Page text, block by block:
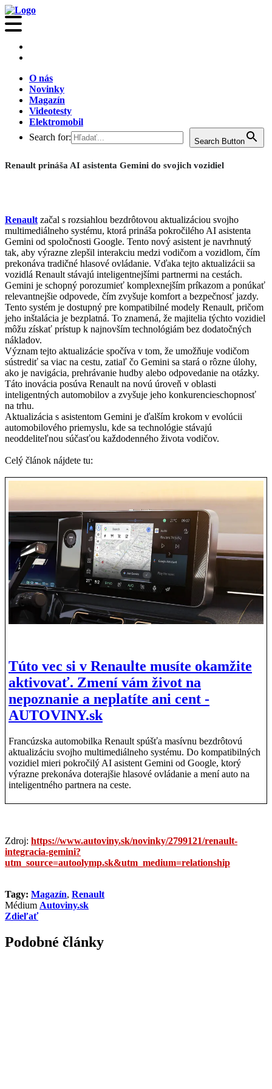
O nás
Novinky
Magazín
Videotesty
Elektromobil
Search for:
Search Button
Renault prináša AI asistenta Gemini do svojich vozidiel
Renault začal s rozsiahlou bezdrôtovou aktualizáciou svojho
multimediálneho systému, ktorá prináša pokročilého AI asistenta
Gemini od spoločnosti Google. Tento nový asistent je navrhnutý
tak, aby výrazne zlepšil interakciu medzi vodičom a vozidlom, čím
prekonáva tradičné hlasové ovládanie. Vďaka tejto aktualizácii sa
vozidlá Renault stávajú inteligentnejšími partnermi na cestách.
Gemini je schopný porozumieť komplexnejším príkazom a ponúkať
relevantnejšie odpovede, čím zvyšuje komfort a bezpečnosť jazdy.
Tento systém je dostupný pre kompatibilné modely Renault, pričom
jeho inštalácia je bezplatná. To znamená, že majitelia týchto vozidiel
môžu získať prístup k najnovším technológiám bez dodatočných
nákladov.
Význam tejto aktualizácie spočíva v tom, že umožňuje vodičom
sústrediť sa viac na cestu, zatiaľ čo Gemini sa stará o rôzne úlohy,
ako je navigácia, prehrávanie hudby alebo odpovedanie na otázky.
Táto inovácia posúva Renault na novú úroveň v oblasti
inteligentných automobilov a zvyšuje jeho konkurencieschopnosť
na trhu.
Aktualizácia s asistentom Gemini je ďalším krokom v evolúcii
automobilového priemyslu, kde sa technológie stávajú
neoddeliteľnou súčasťou každodenného života vodičov.
Celý článok nájdete tu:
Túto vec si v Renaulte musíte okamžite
aktivovať. Zmení vám život na
nepoznanie a neplatíte ani cent -
AUTOVINY.sk
Francúzska automobilka Renault spúšťa masívnu bezdrôtovú
aktualizáciu svojho multimediálneho systému. Do kompatibilných
vozidiel mieri pokročilý AI asistent Gemini od Google, ktorý
výrazne prekonáva doterajšie hlasové ovládanie a mení auto na
inteligentného partnera na ceste.
Zdroj: https://www.autoviny.sk/novinky/2799121/renault-
integracia-gemini?
utm_source=autoolymp.sk&utm_medium=relationship
Tagy: Magazín, Renault
Médium Autoviny.sk
Zdieľať
Podobné články